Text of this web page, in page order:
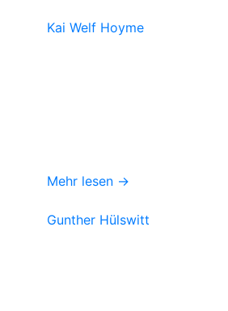
Kai Welf Hoyme
Mehr lesen →
Gunther Hülswitt